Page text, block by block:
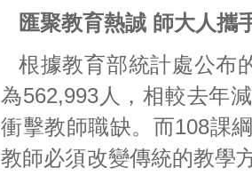
匯聚教育熱誠 師大人攜
根據教育部統計處公布
為562,993人，相較去年
衝擊教師職缺。而108課
教師必須改變傳統的教學